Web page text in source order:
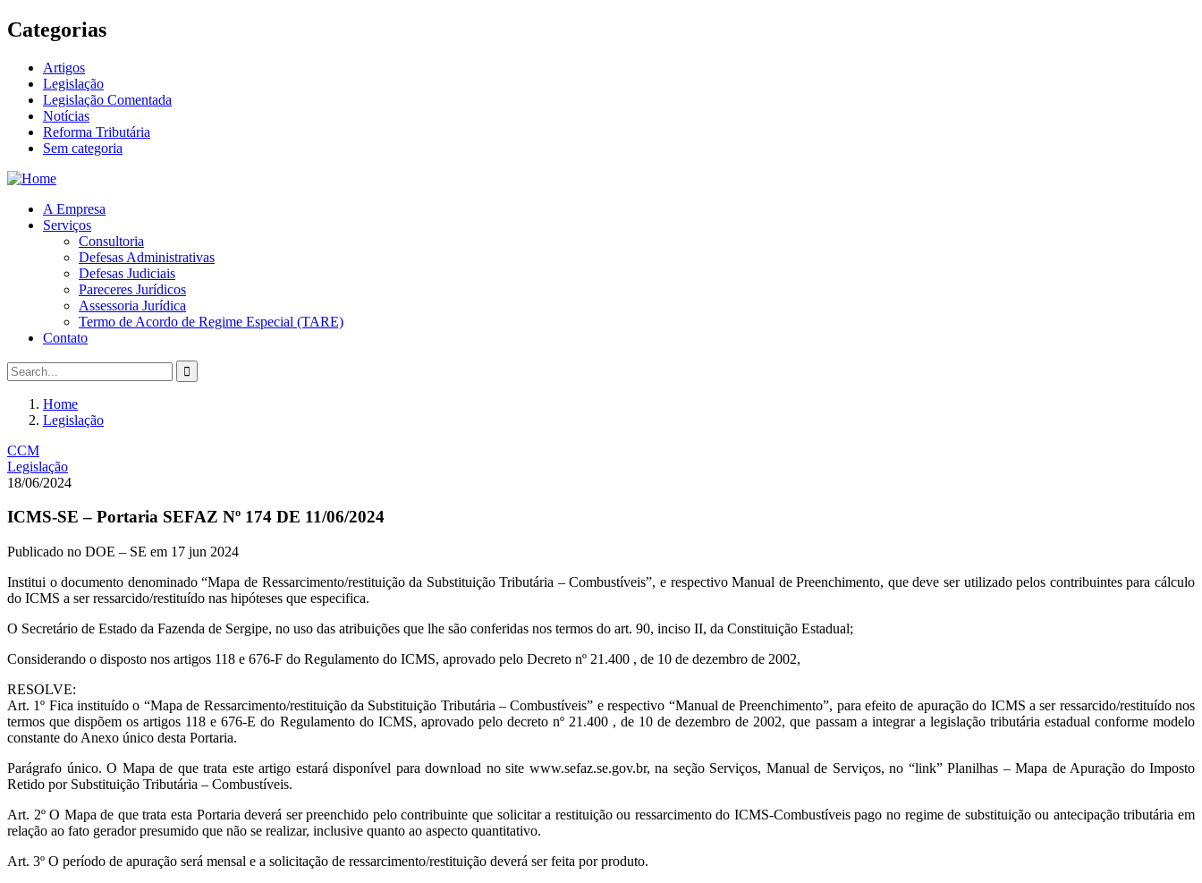
Categorias
Artigos
Legislação
Legislação Comentada
Notícias
Reforma Tributária
Sem categoria
A Empresa
Serviços
Consultoria
Defesas Administrativas
Defesas Judiciais
Pareceres Jurídicos
Assessoria Jurídica
Termo de Acordo de Regime Especial (TARE)
Contato
Home
Legislação
CCM
Legislação
18/06/2024
ICMS-SE – Portaria SEFAZ Nº 174 DE 11/06/2024
Publicado no DOE – SE em 17 jun 2024
Institui o documento denominado “Mapa de Ressarcimento/restituição da Substituição Tributária – Combustíveis”, e respectivo Manual de Preenchimento, que deve ser utilizado pelos contribuintes para cálculo
do ICMS a ser ressarcido/restituído nas hipóteses que especifica.
O Secretário de Estado da Fazenda de Sergipe, no uso das atribuições que lhe são conferidas nos termos do art. 90, inciso II, da Constituição Estadual;
Considerando o disposto nos artigos 118 e 676-F do Regulamento do ICMS, aprovado pelo Decreto nº 21.400 , de 10 de dezembro de 2002,
RESOLVE:
Art. 1º Fica instituído o “Mapa de Ressarcimento/restituição da Substituição Tributária – Combustíveis” e respectivo “Manual de Preenchimento”, para efeito de apuração do ICMS a ser ressarcido/restituído nos
termos que dispõem os artigos 118 e 676-E do Regulamento do ICMS, aprovado pelo decreto nº 21.400 , de 10 de dezembro de 2002, que passam a integrar a legislação tributária estadual conforme modelo
constante do Anexo único desta Portaria.
Parágrafo único. O Mapa de que trata este artigo estará disponível para download no site www.sefaz.se.gov.br, na seção Serviços, Manual de Serviços, no “link” Planilhas – Mapa de Apuração do Imposto
Retido por Substituição Tributária – Combustíveis.
Art. 2º O Mapa de que trata esta Portaria deverá ser preenchido pelo contribuinte que solicitar a restituição ou ressarcimento do ICMS-Combustíveis pago no regime de substituição ou antecipação tributária em
relação ao fato gerador presumido que não se realizar, inclusive quanto ao aspecto quantitativo.
Art. 3º O período de apuração será mensal e a solicitação de ressarcimento/restituição deverá ser feita por produto.